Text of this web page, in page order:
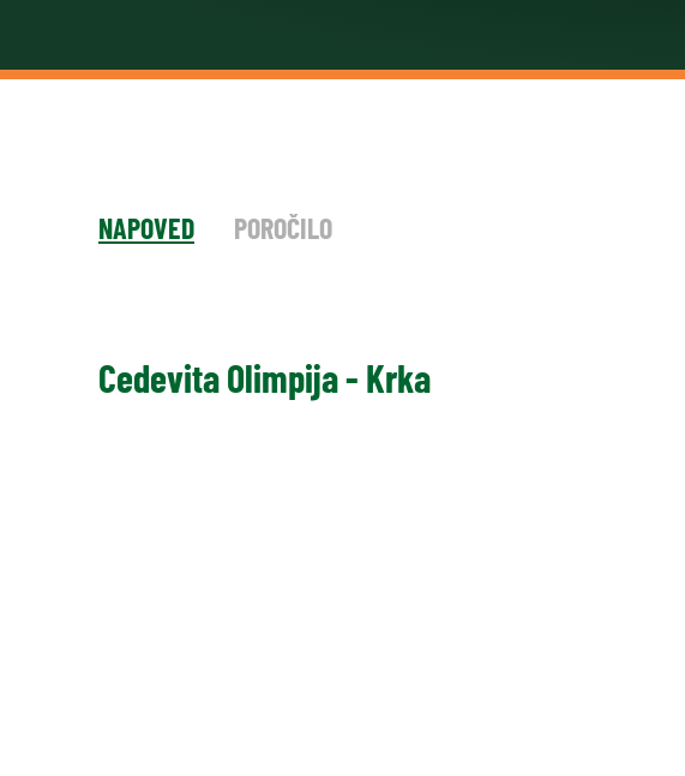
NAPOVED POROČILO
Cedevita Olimpija - Krka